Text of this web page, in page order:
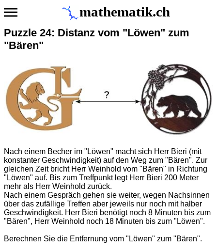
mathematik.ch
Puzzle 24: Distanz vom "Löwen" zum
"Bären"
Nach einem Becher im "Löwen" macht sich Herr Bieri (mit
konstanter Geschwindigkeit) auf den Weg zum "Bären". Zur
gleichen Zeit bricht Herr Weinhold vom "Bären" in Richtung
"Löwen" auf. Bis zum Treffpunkt legt Herr Bieri 200 Meter
mehr als Herr Weinhold zurück.
Nach einem Gespräch gehen sie weiter, wegen Nachsinnen
über das zufällige Treffen aber jeweils nur noch mit halber
Geschwindigkeit. Herr Bieri benötigt noch 8 Minuten bis zum
"Bären", Herr Weinhold noch 18 Minuten bis zum "Löwen".
Berechnen Sie die Entfernung vom "Löwen" zum "Bären".